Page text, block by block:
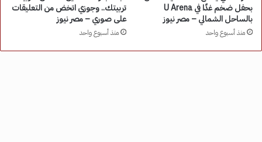
بحفل ضخم غدًا في U Arena
بالساحل الشمالي – مصر نيوز
منذ أسبوع واحد
تربيتك.. وجوزي اتخض من التعليقات
على صوري – مصر نيوز
منذ أسبوع واحد